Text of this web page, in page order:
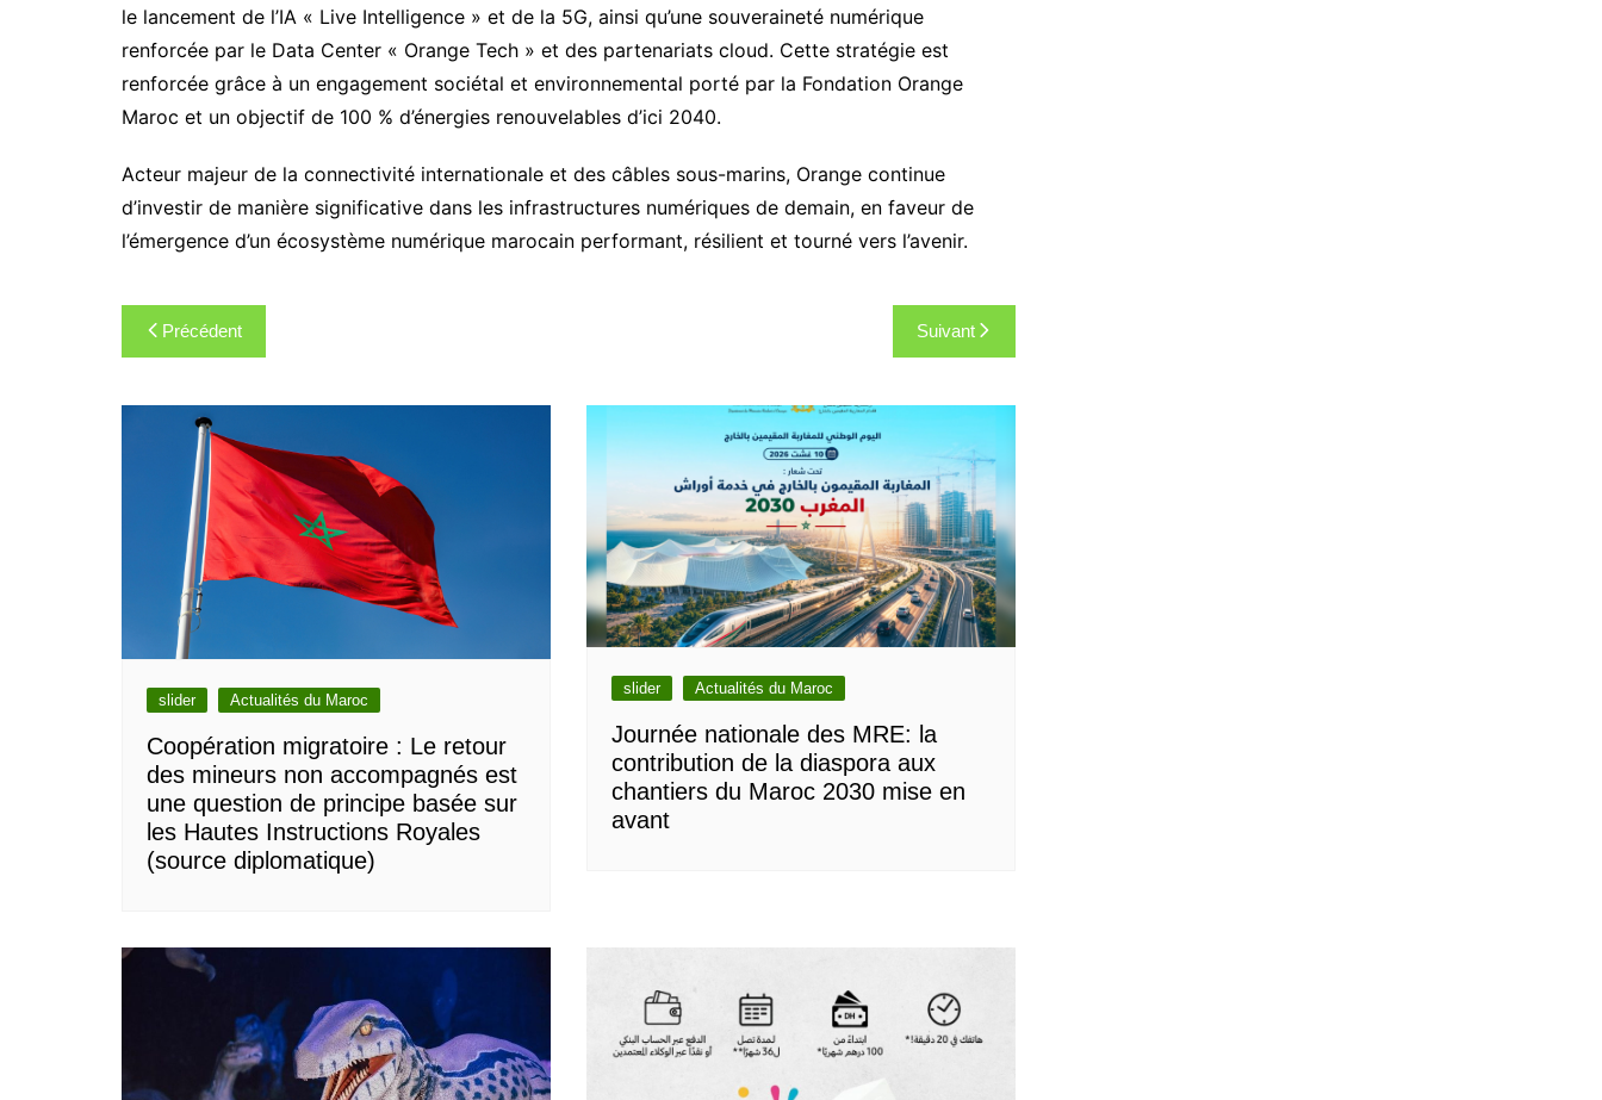
le lancement de l’IA « Live Intelligence » et de la 5G, ainsi qu’une souveraineté numérique
renforcée par le Data Center « Orange Tech » et des partenariats cloud. Cette stratégie est
renforcée grâce à un engagement sociétal et environnemental porté par la Fondation Orange
Maroc et un objectif de 100 % d’énergies renouvelables d’ici 2040.
Acteur majeur de la connectivité internationale et des câbles sous-marins, Orange continue
d’investir de manière significative dans les infrastructures numériques de demain, en faveur de
l’émergence d’un écosystème numérique marocain performant, résilient et tourné vers l’avenir.
Navigation
de
l’article
Précédent Suivant
slider Actualités du Maroc
Coopération migratoire : Le retour
des mineurs non accompagnés est
une question de principe basée sur
les Hautes Instructions Royales
(source diplomatique)
slider Actualités du Maroc
Journée nationale des MRE: la
contribution de la diaspora aux
chantiers du Maroc 2030 mise en
avant